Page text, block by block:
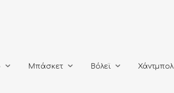
Μπάσκετ Βόλεϊ Χάντμπολ